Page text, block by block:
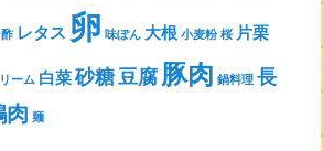
レタス 卵 味ぽん 大根 小麦粉 桜 片栗
ーム 白菜砂糖豆腐豚肉 鍋料理 長
肉 麺